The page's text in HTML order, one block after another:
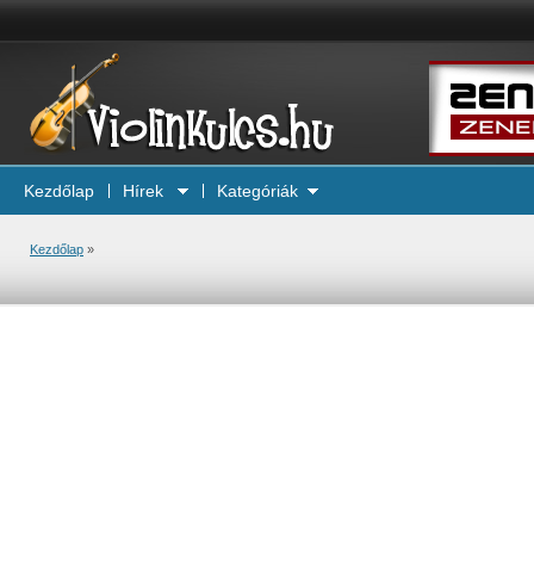
Kezdőlap Hírek Kategóriák
Kezdőlap »